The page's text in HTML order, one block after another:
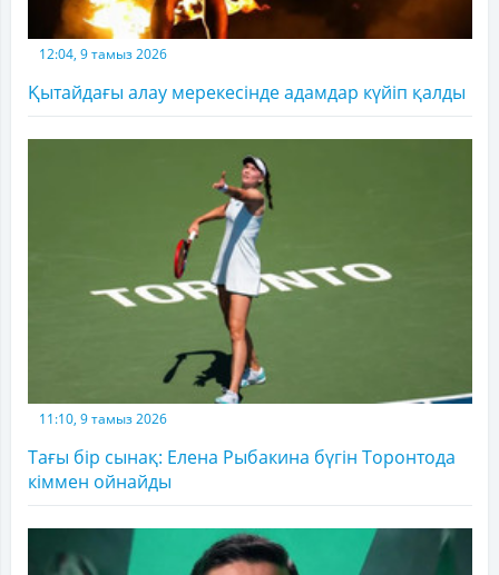
12:04, 9 тамыз 2026
Қытайдағы алау мерекесінде адамдар күйіп қалды
11:10, 9 тамыз 2026
Тағы бір сынақ: Елена Рыбакина бүгін Торонтода
кіммен ойнайды